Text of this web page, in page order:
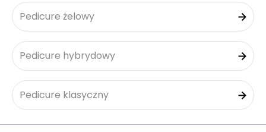
Pedicure żelowy
Pedicure hybrydowy
Pedicure klasyczny